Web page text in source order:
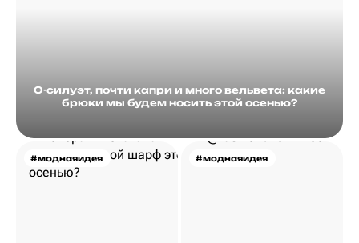
О-силуэт, почти капри и много вельвета: какие
брюки мы будем носить этой осенью?
#моднаяидея #моднаяидея